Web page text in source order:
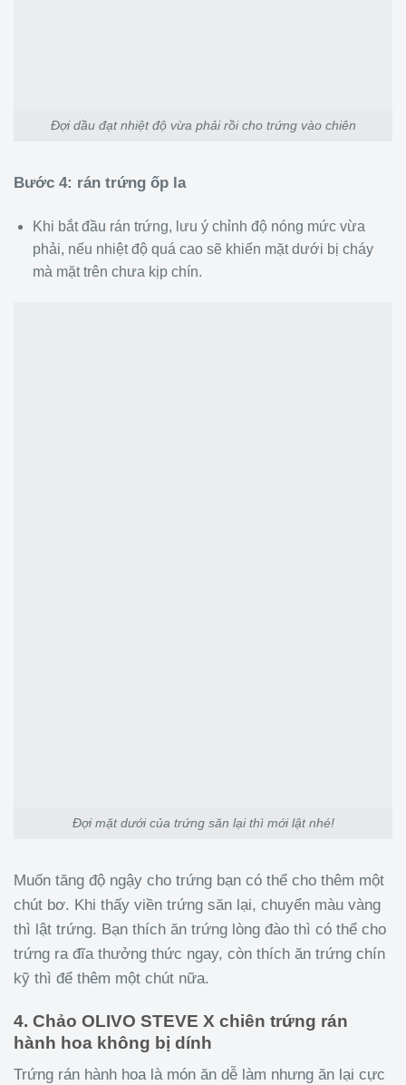
Đợi dầu đạt nhiệt độ vừa phải rồi cho trứng vào chiên
Bước 4: rán trứng ốp la
Khi bắt đầu rán trứng, lưu ý chỉnh độ nóng mức vừa
phải, nếu nhiệt độ quá cao sẽ khiến mặt dưới bị cháy
mà mặt trên chưa kịp chín.
Đợi mặt dưới của trứng săn lại thì mới lật nhé!
Muốn tăng độ ngậy cho trứng bạn có thể cho thêm một
chút bơ. Khi thấy viền trứng săn lại, chuyển màu vàng
thì lật trứng. Bạn thích ăn trứng lòng đào thì có thể cho
trứng ra đĩa thưởng thức ngay, còn thích ăn trứng chín
kỹ thì để thêm một chút nữa.
4. Chảo OLIVO STEVE X chiên trứng rán
hành hoa không bị dính
Trứng rán hành hoa là món ăn dễ làm nhưng ăn lại cực